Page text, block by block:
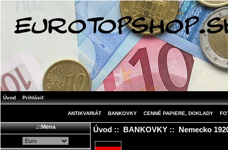
Úvod Prihlásiť
ANTIKVARIÁT BANKOVKY CENNÉ PAPIERE, DOKLADY
.::Mena Úvod:: BANKOVKY:: Nemecko